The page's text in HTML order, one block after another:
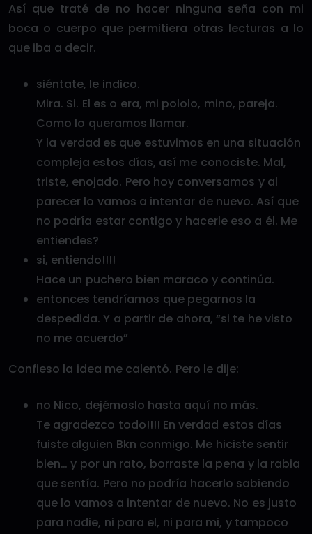
Así que traté de no hacer ninguna seña con mi
boca o cuerpo que permitiera otras lecturas a lo
que iba a decir.
siéntate, le indico.
Mira. Si. El es o era, mi pololo, mino, pareja.
Como lo queramos llamar.
Y la verdad es que estuvimos en una situación
compleja estos días, así me conociste. Mal,
triste, enojado. Pero hoy conversamos y al
parecer lo vamos a intentar de nuevo. Así que
no podría estar contigo y hacerle eso a él. Me
entiendes?
si, entiendo!!!!
Hace un puchero bien maraco y continúa.
entonces tendríamos que pegarnos la
despedida. Y a partir de ahora, “si te he visto
no me acuerdo”
Confieso la idea me calentó. Pero le dije:
no Nico, dejémoslo hasta aquí no más.
Te agradezco todo!!!! En verdad estos días
fuiste alguien Bkn conmigo. Me hiciste sentir
bien… y por un rato, borraste la pena y la rabia
que sentía. Pero no podría hacerlo sabiendo
que lo vamos a intentar de nuevo. No es justo
para nadie, ni para el, ni para mi, y tampoco